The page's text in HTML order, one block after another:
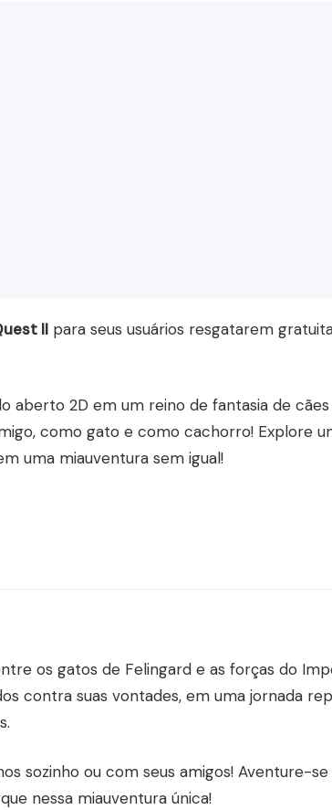
II para seus usuários resgatarem
aberto 2D em um reino de fantasia de
como gato e como cachorro! Explore
uma miauventura sem igual!
os gatos de Felingard e as forças do
contra suas vontades, em uma jornada
sozinho ou com seus amigos! Aventure-
nessa miauventura única!